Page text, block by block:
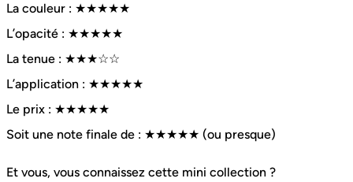
La couleur : ★★★★★
L’opacité : ★★★★★
La tenue : ★★★☆☆
L’application : ★★★★★
Le prix : ★★★★★
Soit une note finale de : ★★★★★ (ou presque)
Et vous, vous connaissez cette mini collection ?